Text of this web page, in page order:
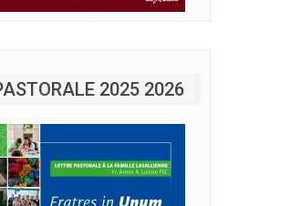
2025 2026